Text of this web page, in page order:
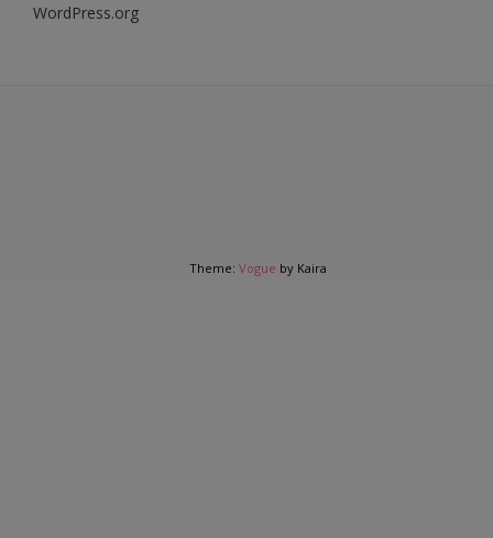
WordPress.org
Theme: Vogue by Kaira